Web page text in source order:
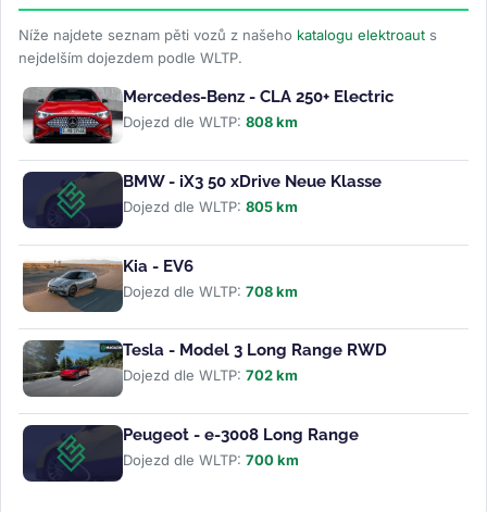
Níže najdete seznam pěti vozů z našeho katalogu elektroaut s
nejdelším dojezdem podle WLTP.
Mercedes-Benz - CLA 250+ Electric
Dojezd dle WLTP: 808 km
BMW - iX3 50 xDrive Neue Klasse
Dojezd dle WLTP: 805 km
Kia - EV6
Dojezd dle WLTP: 708 km
Tesla - Model 3 Long Range RWD
Dojezd dle WLTP: 702 km
Peugeot - e-3008 Long Range
Dojezd dle WLTP: 700 km